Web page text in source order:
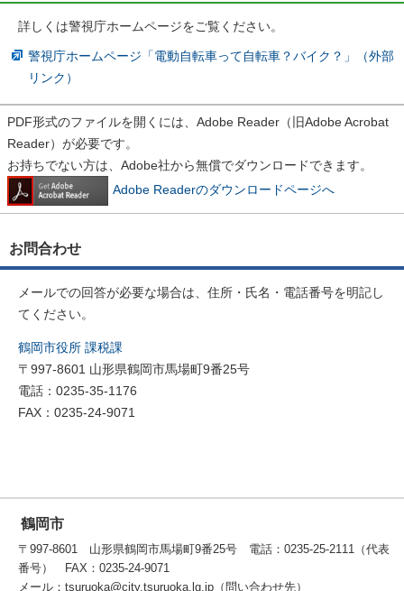
詳しくは警視庁ホームページをご覧ください。
警視庁ホームページ「電動自転車って自転車？バイク？」（外部
リンク）
PDF形式のファイルを開くには、Adobe Reader（旧Adobe Acrobat
Reader）が必要です。
お持ちでない方は、Adobe社から無償でダウンロードできます。
Adobe Readerのダウンロードページへ
お問合わせ
メールでの回答が必要な場合は、住所・氏名・電話番号を明記し
てください。
鶴岡市役所 課税課
〒997-8601 山形県鶴岡市馬場町9番25号
電話：0235-35-1176
FAX：0235-24-9071
鶴岡市
〒997-8601 山形県鶴岡市馬場町9番25号 電話：0235-25-2111（代表
番号） FAX：0235-24-9071
メール：tsuruoka@city.tsuruoka.lg.jp（問い合わせ先）